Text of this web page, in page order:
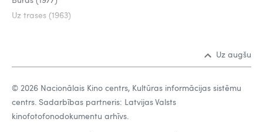
Uz trases (1963)
Uz augšu
© 2026 Nacionālais Kino centrs, Kultūras informācijas sistēmu
centrs. Sadarbības partneris: Latvijas Valsts
kinofotofonodokumentu arhīvs.